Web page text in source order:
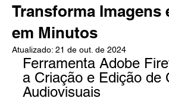
Transforma Imagens
em Minutos
Atualizado: 21 de out. de 2024
Ferramenta Adobe
a Criação e Edição de
Audiovisuais